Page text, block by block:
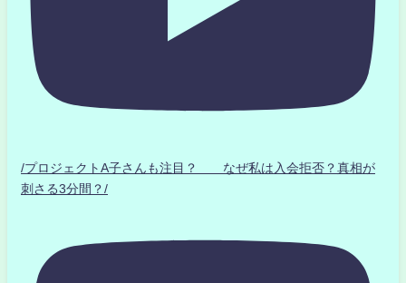
/プロジェクトA子さんも注目？ なぜ私は入会拒否？真相が
刺さる3分間？/